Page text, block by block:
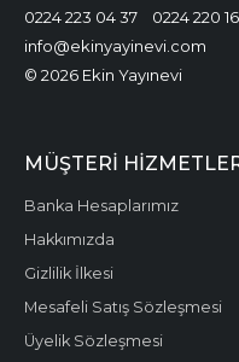
0224 223 04 37
0224 220
info@ekinyayinevi.com
© 2026 Ekin Yayınevi
MÜŞTERI
Banka Hesaplarımız
Hakkımızda
Gizlilik İlkesi
Mesafeli Satış Sözleşmesi
Üyelik Sözleşmesi